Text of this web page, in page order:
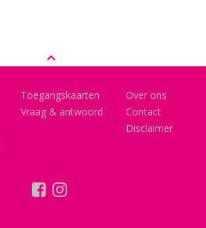
Toegangskaarten
Vraag & antwoord
Over ons
Contact
Disclaimer
facebookinstagram